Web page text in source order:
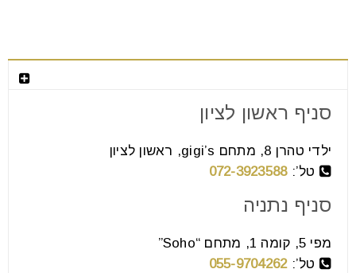
סניף ראשון לציון
ילדי טהרן 8, מתחם gigi’s, ראשון לציון
טל’:072-3923588
סניף נתניה
מפי 5, קומה 1, מתחם “Soho”
טל’:055-9704262